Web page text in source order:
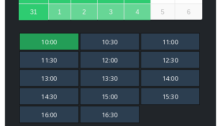
31 1 2 3 4 5 6
10:00 10:30 11:00
11:30 12:00 12:30
13:00 13:30 14:00
14:30 15:00 15:30
16:00 16:30